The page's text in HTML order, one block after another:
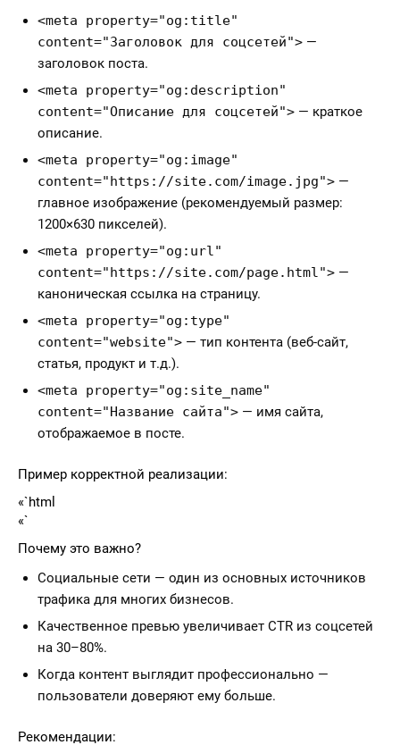
<meta property="og:title"
content="Заголовок для соцсетей"> —
заголовок поста.
<meta property="og:description"
content="Описание для соцсетей"> — краткое
описание.
<meta property="og:image"
content="https://site.com/image.jpg"> —
главное изображение (рекомендуемый размер:
1200×630 пикселей).
<meta property="og:url"
content="https://site.com/page.html"> —
каноническая ссылка на страницу.
<meta property="og:type"
content="website"> — тип контента (веб-сайт,
статья, продукт и т.д.).
<meta property="og:site_name"
content="Название сайта"> — имя сайта,
отображаемое в посте.
Пример корректной реализации:
«`html
«`
Почему это важно?
Социальные сети — один из основных источников
трафика для многих бизнесов.
Качественное превью увеличивает CTR из соцсетей
на 30–80%.
Когда контент выглядит профессионально —
пользователи доверяют ему больше.
Рекомендации: